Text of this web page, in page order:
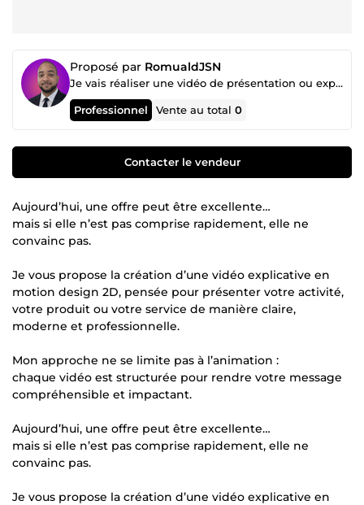
Proposé par RomualdJSN
Je vais réaliser une vidéo de présentation ou explicative Premium en Motion Design
Professionnel Vente au total0
Contacter le vendeur
Aujourd’hui, une offre peut être excellente…
mais si elle n’est pas comprise rapidement, elle ne
convainc pas.
Je vous propose la création d’une vidéo explicative en
motion design 2D, pensée pour présenter votre activité,
votre produit ou votre service de manière claire,
moderne et professionnelle.
Mon approche ne se limite pas à l’animation :
chaque vidéo est structurée pour rendre votre message
compréhensible et impactant.
Aujourd’hui, une offre peut être excellente…
mais si elle n’est pas comprise rapidement, elle ne
convainc pas.
Je vous propose la création d’une vidéo explicative en